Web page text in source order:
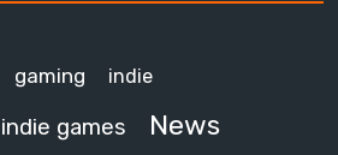
gaming indie
indie games News